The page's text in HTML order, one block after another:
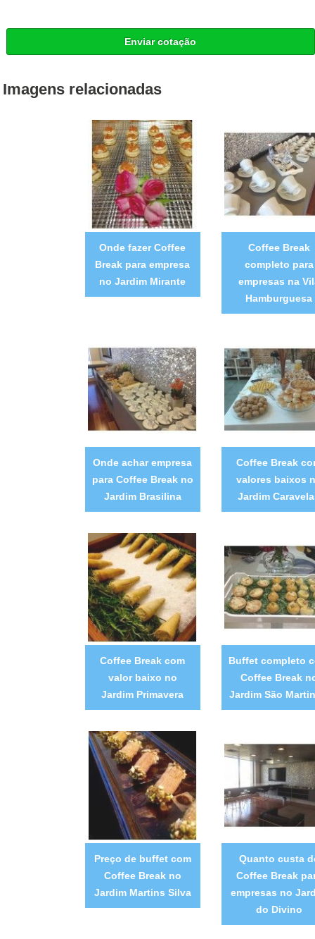
Enviar cotação
Imagens relacionadas
Onde fazer Coffee
Break para empresa
no Jardim Mirante
Coffee Break
completo para
empresas na
Hamburguesa
Onde achar empresa
para Coffee Break no
Jardim Brasilina
Coffee Break
valores baixos
Jardim
Coffee Break com
valor baixo no
Jardim Primavera
Buffet completo
Coffee Break
Jardim São
Preço de buffet com
Coffee Break no
Jardim Martins Silva
Quanto custa
Coffee Break
empresas no
do Divino